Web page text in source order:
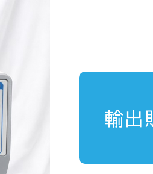
輸出